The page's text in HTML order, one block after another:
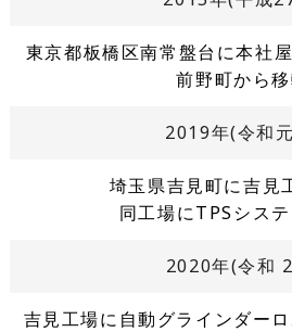
東京都板橋区南常盤台に本社
前野町から
2019年(令和
埼玉県吉見町に吉見
同工場にTPSシス
2020年(令和
吉見工場に自動グラインダー